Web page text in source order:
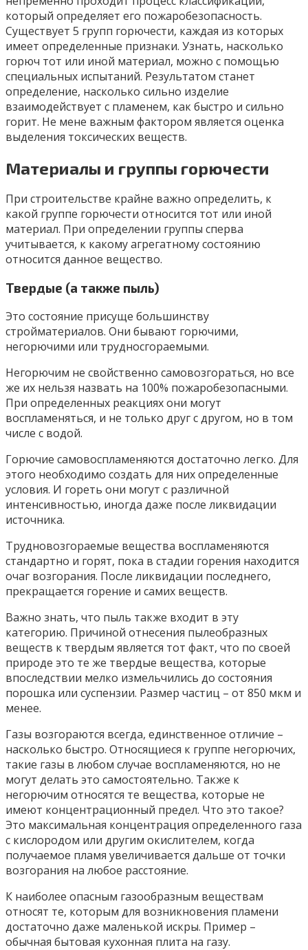
который определяет его пожаробезопасность.
Существует 5 групп горючести, каждая из которых
имеет определенные признаки. Узнать, насколько
горюч тот или иной материал, можно с помощью
специальных испытаний. Результатом станет
определение, насколько сильно изделие
взаимодействует с пламенем, как быстро и сильно
горит. Не мене важным фактором является оценка
выделения токсических веществ.
Материалы и группы горючести
При строительстве крайне важно определить, к
какой группе горючести относится тот или иной
материал. При определении группы сперва
учитывается, к какому агрегатному состоянию
относится данное вещество.
Твердые (а также пыль)
Это состояние присуще большинству
стройматериалов. Они бывают горючими,
негорючими или трудносгораемыми.
Негорючим не свойственно самовозгораться, но все
же их нельзя назвать на 100% пожаробезопасными.
При определенных реакциях они могут
воспламеняться, и не только друг с другом, но в том
числе с водой.
Горючие самовоспламеняются достаточно легко. Для
этого необходимо создать для них определенные
условия. И гореть они могут с различной
интенсивностью, иногда даже после ликвидации
источника.
Трудновозгораемые вещества воспламеняются
стандартно и горят, пока в стадии горения находится
очаг возгорания. После ликвидации последнего,
прекращается горение и самих веществ.
Важно знать, что пыль также входит в эту
категорию. Причиной отнесения пылеобразных
веществ к твердым является тот факт, что по своей
природе это те же твердые вещества, которые
впоследствии мелко измельчились до состояния
порошка или суспензии. Размер частиц – от 850 мкм и
менее.
Газы возгораются всегда, единственное отличие –
насколько быстро. Относящиеся к группе негорючих,
такие газы в любом случае воспламеняются, но не
могут делать это самостоятельно. Также к
негорючим относятся те вещества, которые не
имеют концентрационный предел. Что это такое?
Это максимальная концентрация определенного газа
с кислородом или другим окислителем, когда
получаемое пламя увеличивается дальше от точки
возгорания на любое расстояние.
К наиболее опасным газообразным веществам
относят те, которым для возникновения пламени
достаточно даже маленькой искры. Пример –
обычная бытовая кухонная плита на газу.